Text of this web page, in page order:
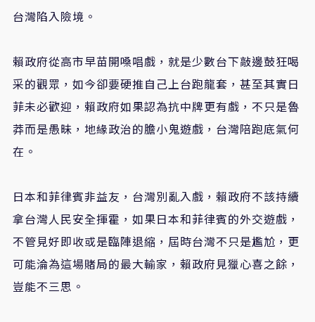
台灣陷入險境。
賴政府從高市早苗開嗓唱戲，就是少數台下敲邊鼓狂喝
采的觀眾，如今卻要硬推自己上台跑龍套，甚至其實日
菲未必歡迎，賴政府如果認為抗中牌更有戲，不只是魯
莽而是愚昧，地緣政治的膽小鬼遊戲，台灣陪跑底氣何
在。
日本和菲律賓非益友，台灣別亂入戲，賴政府不該持續
拿台灣人民安全揮霍，如果日本和菲律賓的外交遊戲，
不管見好即收或是臨陣退縮，屆時台灣不只是尷尬，更
可能淪為這場賭局的最大輸家，賴政府見獵心喜之餘，
豈能不三思。